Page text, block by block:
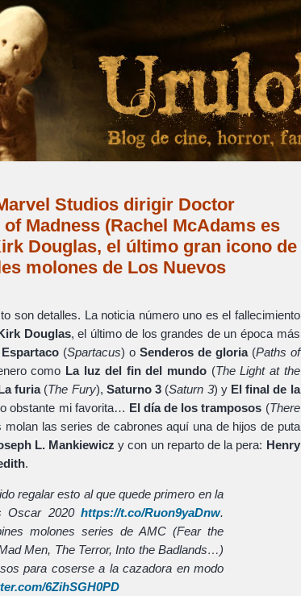
Studios dirigir Doctor
Madness (Rachel McAdams es
Douglas, el último gran icono de
molones de Los Nuevos
son detalles. La noticia número uno es el fallecimiento
Douglas, el último de los grandes de un época más
Espartaco (Spartacus) oSenderos de gloria(Paths of
como La luz del fin del mundo (The Light at the
furia(The Fury), Saturno 3 (Saturn 3) y El final de la
obstante mi favorita… El día de los tramposos (There
molan las series de cabrones aquí una de hijos de puta
L. Mankiewicz y con un reparto de la pera: Henry
.
regalar esto al que quede primero en la
Oscar 2020https://t.co/Ruon9yaDnw.
molones series de AMC (Fear the
Men, The Terror, Into the Badlands…)
para coserse a la cazadora en modo
6ZihSGH0PD